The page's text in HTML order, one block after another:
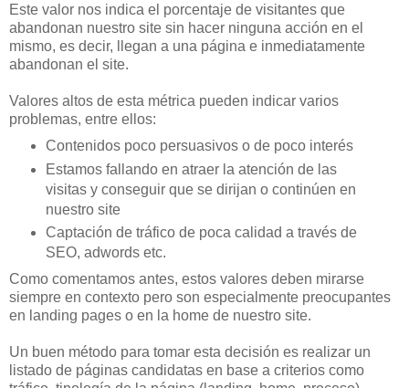
Este valor nos indica el porcentaje de visitantes que
abandonan nuestro site sin hacer ninguna acción en el
mismo, es decir, llegan a una página e inmediatamente
abandonan el site.
Valores altos de esta métrica pueden indicar varios
problemas, entre ellos:
Contenidos poco persuasivos o de poco interés
Estamos fallando en atraer la atención de las
visitas y conseguir que se dirijan o continúen en
nuestro site
Captación de tráfico de poca calidad a través de
SEO, adwords etc.
Como comentamos antes, estos valores deben mirarse
siempre en contexto pero son especialmente preocupantes
en landing pages o en la home de nuestro site.
Un buen método para tomar esta decisión es realizar un
listado de páginas candidatas en base a criterios como